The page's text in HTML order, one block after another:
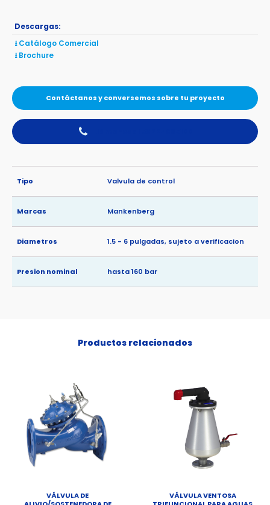
Descargas:
⭳ Catálogo Comercial
⭳ Brochure
Contáctanos y conversemos sobre tu proyecto
Tipo Valvula de control
Marcas Mankenberg
Diametros 1.5 - 6 pulgadas, sujeto a verificacion
Presion nominal hasta 160 bar
Productos relacionados
VÁLVULA DE
VÁLVULA VENTOSA